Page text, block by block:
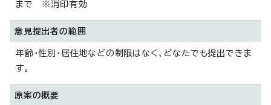
まで ※消印有効
意見提出者の範囲
年齢・性別・居住地などの制限はなく、どなたでも提出できま
す。
原案の概要